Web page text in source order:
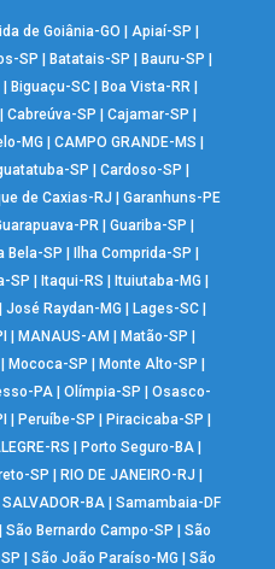
de Goiânia-GO Apiaí-SP
SP Batatais-SP Bauru-SP
Biguaçu-SC Boa Vista-RR
Cabreúva-SP Cajamar-SP
MG |CAMPO GRANDE-MS
SP Cardoso-SP
de Caxias-RJ
Garanhuns-PE
PR| Guariba-SP
Bela-SP Ilha Comprida-SP
SP Itaqui-RS Ituiutaba-MG
José Raydan-MG Lages-SC|
MANAUS-AM Matão-SP
Mococa-SP Monte Alto-SP
PA |Olímpia-SP |Osasco-
Peruíbe-SP Piracicaba-SP
RS Porto Seguro-BA
SP RIO DE JANEIRO-RJ
SALVADOR-BA| Samambaia-DF
|São Bernardo Campo-SP |São
|São João Paraíso-MG |São